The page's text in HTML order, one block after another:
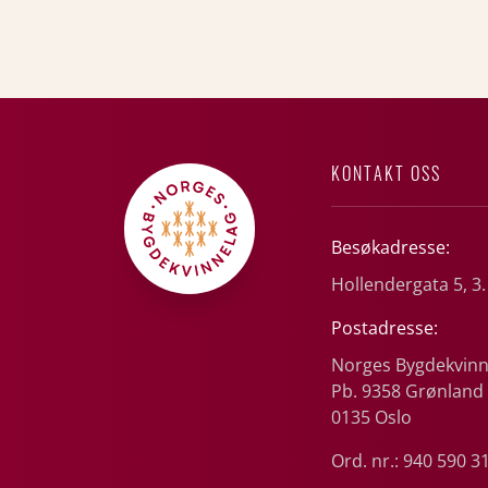
KONTAKT OSS
Besøkadresse:
Hollendergata 5,
Postadresse:
Norges
Pb. 9358 Grønland
0135 Oslo
Ord. nr.: 940 590